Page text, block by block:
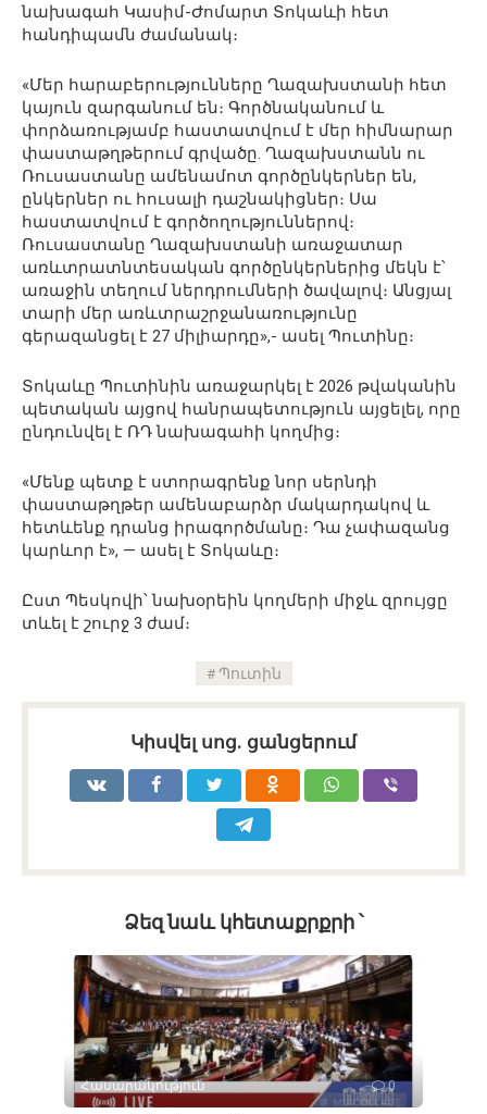
նախագահ Կասիմ-Ժոմարտ Տոկաևի հետ
հանդիպամն ժամանակ։
«Մեր հարաբերությունները Ղազախստանի հետ
կայուն զարգանում են։ Գործնականում և
փորձառությամբ հաստատվում է մեր հիմնարար
փաստաթղթերում գրվածը. Ղազախստանն ու
Ռուսաստանը ամենամոտ գործընկերներ են,
ընկերներ ու հուսալի դաշնակիցներ։ Սա
հաստատվում է գործողություններով։
Ռուսաստանը Ղազախստանի առաջատար
առևտրատնտեսական գործընկերներից մեկն է՝
առաջին տեղում ներդրումների ծավալով։ Անցյալ
տարի մեր առևտրաշրջանառությունը
գերազանցել է 27 միլիարդը»,- ասել Պուտինը։
Տոկաևը Պուտինին առաջարկել է 2026 թվականին
պետական ​​այցով հանրապետություն այցելել, որը
ընդունվել է ՌԴ նախագահի կողմից։
«Մենք պետք է ստորագրենք նոր սերնդի
փաստաթղթեր ամենաբարձր մակարդակով և
հետևենք դրանց իրագործմանը։ Դա չափազանց
կարևոր է», — ասել է Տոկաևը։
Ըստ Պեսկովի՝ նախօրեին կողմերի միջև զրույցը
տևել է շուրջ 3 ժամ։
Պուտին
Կիսվել սոց․ ցանցերում
Ձեզ նաև կհետաքրքրի ՝
Հասարակություն 0